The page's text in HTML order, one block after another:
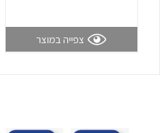
צפייה במוצר